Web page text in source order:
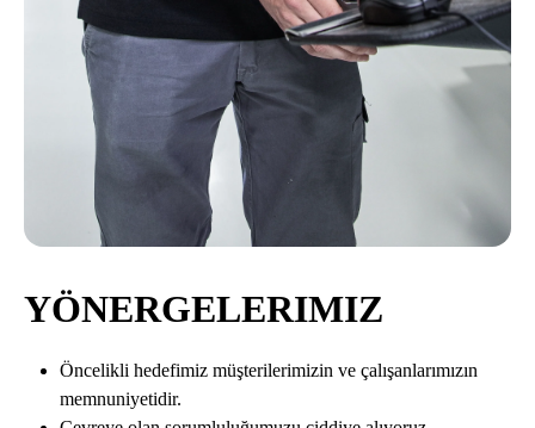
YÖNERGELERIMIZ
Öncelikli hedefimiz müşterilerimizin ve çalışanlarımızın
memnuniyetidir.